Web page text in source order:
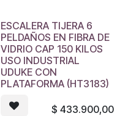
ESCALERA TIJERA 6
PELDAÑOS EN FIBRA DE
VIDRIO CAP 150 KILOS
USO INDUSTRIAL
UDUKE CON
PLATAFORMA (HT3183)
$ 433.900,00